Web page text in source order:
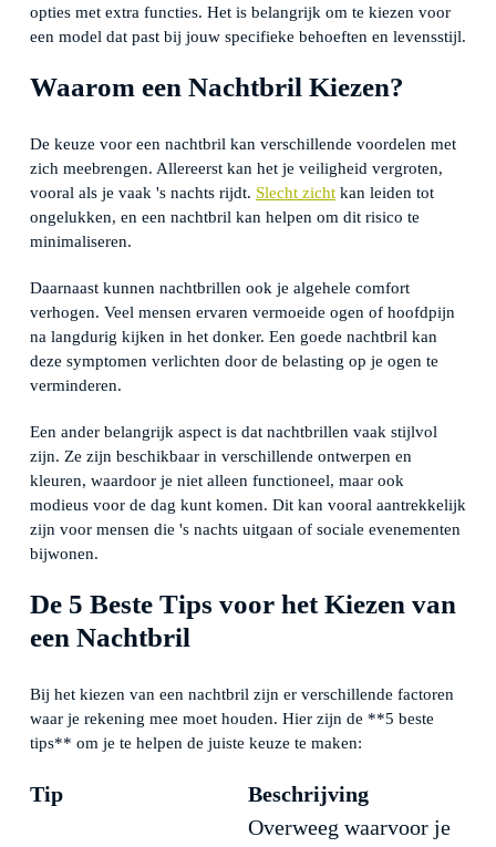
opties met extra functies. Het is belangrijk om te kiezen voor
een model dat past bij jouw specifieke behoeften en levensstijl.
Waarom een Nachtbril Kiezen?
De keuze voor een nachtbril kan verschillende voordelen met
zich meebrengen. Allereerst kan het je veiligheid vergroten,
vooral als je vaak 's nachts rijdt. Slecht zicht kan leiden tot
ongelukken, en een nachtbril kan helpen om dit risico te
minimaliseren.
Daarnaast kunnen nachtbrillen ook je algehele comfort
verhogen. Veel mensen ervaren vermoeide ogen of hoofdpijn
na langdurig kijken in het donker. Een goede nachtbril kan
deze symptomen verlichten door de belasting op je ogen te
verminderen.
Een ander belangrijk aspect is dat nachtbrillen vaak stijlvol
zijn. Ze zijn beschikbaar in verschillende ontwerpen en
kleuren, waardoor je niet alleen functioneel, maar ook
modieus voor de dag kunt komen. Dit kan vooral aantrekkelijk
zijn voor mensen die 's nachts uitgaan of sociale evenementen
bijwonen.
De 5 Beste Tips voor het Kiezen van
een Nachtbril
Bij het kiezen van een nachtbril zijn er verschillende factoren
waar je rekening mee moet houden. Hier zijn de **5 beste
tips** om je te helpen de juiste keuze te maken:
Tip Beschrijving
Overweeg waarvoor je